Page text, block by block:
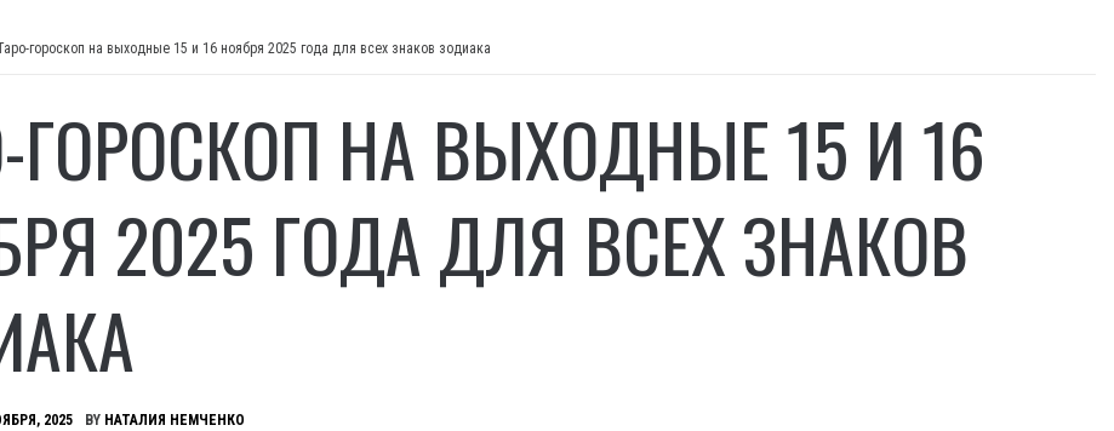
гороскоп на выходные 15 и 16 ноября 2025 года для всех знаков зодиака
ГОРОСКОП НА ВЫХОДНЫЕ 15 И 16
2025 ГОДА ДЛЯ ВСЕХ ЗНАКОВ
2025 BY НАТАЛИЯ НЕМЧЕНКО